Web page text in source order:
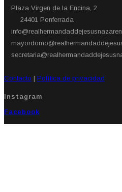
Plaza Virgen de la Encina, 2
24401 Ponferrada​
Contacto | Política de privacidad
Instagram
Facebook